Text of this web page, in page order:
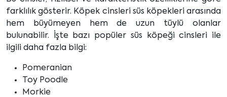
farklılık gösterir. Köpek cinsleri süs köpekleri arasında
hem büyümeyen hem de uzun tüylü olanlar
bulunabilir. İşte bazı popüler süs köpeği cinsleri ile
ilgili daha fazla bilgi:
Pomeranian
Toy Poodle
Morkie